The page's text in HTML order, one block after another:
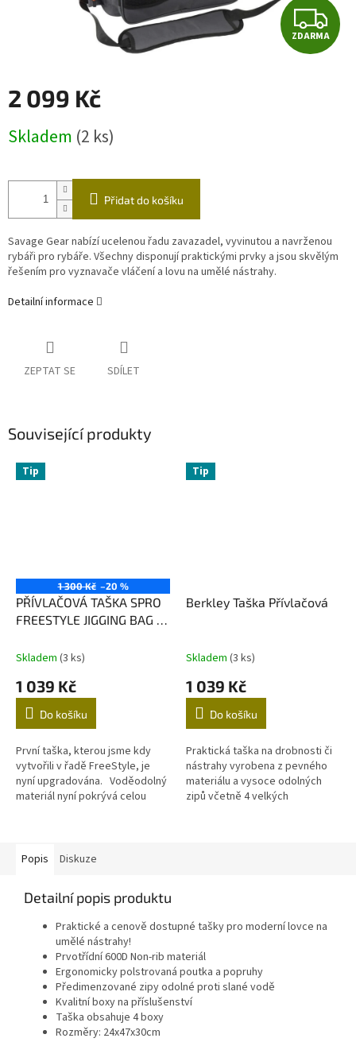
Z
D
ZDARMA
2 099 Kč
cena:
Skladem (2 ks)
Přidat do košíku
Savage Gear nabízí ucelenou řadu zavazadel, vyvinutou a navrženou
rybáři pro rybáře. Všechny disponují praktickými prvky a jsou skvělým
řešením pro vyznavače vláčení a lovu na umělé nástrahy.
Detailní informace
ZEPTAT SE SDÍLET
Související produkty
Tip
1 300 Kč –20 %
PŘÍVLAČOVÁ TAŠKA SPRO
FREESTYLE JIGGING BAG +
Skladem (3 ks)
1 039 Kč
Do košíku
První taška, kterou jsme kdy
vytvořili v řadě FreeStyle, je
nyní upgradována. Voděodolný
materiál nyní pokrývá celou
Tip
Berkley Taška Přívlačová
Skladem (3 ks)
1 039 Kč
Do košíku
Praktická taška na drobnosti či
nástrahy vyrobena z pevného
materiálu a vysoce odolných
zipů včetně 4 velkých
Popis Diskuze
Detailní popis produktu
Praktické a cenově dostupné tašky pro moderní lovce na
umělé nástrahy!
Prvotřídní 600D Non-rib materiál
Ergonomicky polstrovaná poutka a popruhy
Předimenzované zipy odolné proti slané vodě
Kvalitní boxy na příslušenství
Taška obsahuje 4 boxy
Rozměry: 24x47x30cm